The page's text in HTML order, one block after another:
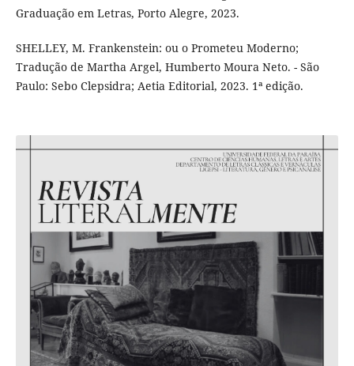
Graduação em Letras, Porto Alegre, 2023.
SHELLEY, M. Frankenstein: ou o Prometeu Moderno;
Tradução de Martha Argel, Humberto Moura Neto. - São
Paulo: Sebo Clepsidra; Aetia Editorial, 2023. 1ª edição.